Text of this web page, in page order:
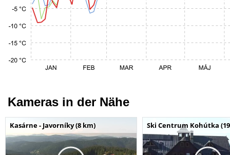
Kameras in der Nähe
Kasárne - Javorníky (8 km) Ski Centrum Kohútka